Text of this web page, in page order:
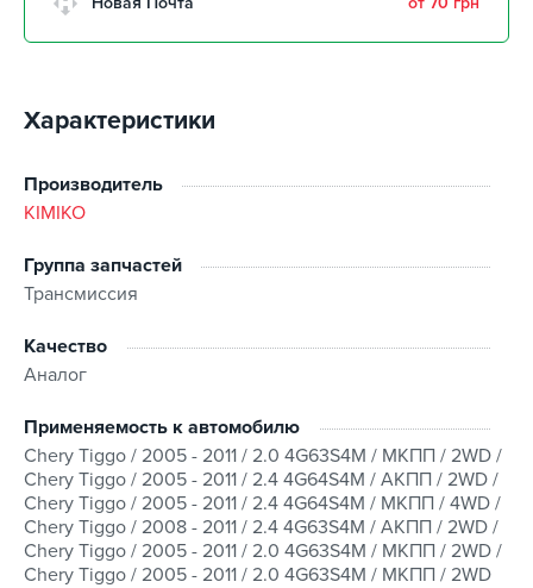
Характеристики
Производитель
KIMIKO
Группа запчастей
Трансмисcия
Качество
Аналог
Применяемость к автомобилю
Chery Tiggo / 2005 - 2011 / 2.0 4G63S4M / МКПП / 2WD /
Chery Tiggo / 2005 - 2011 / 2.4 4G64S4M / АКПП / 2WD /
Chery Tiggo / 2005 - 2011 / 2.4 4G64S4M / МКПП / 4WD /
Chery Tiggo / 2008 - 2011 / 2.4 4G63S4M / АКПП / 2WD /
Chery Tiggo / 2005 - 2011 / 2.0 4G63S4M / МКПП / 2WD /
Chery Tiggo / 2005 - 2011 / 2.0 4G63S4M / МКПП / 2WD